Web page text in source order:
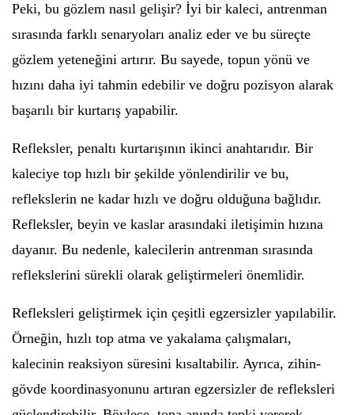
Peki, bu gözlem nasıl gelişir? İyi bir kaleci, antrenman
sırasında farklı senaryoları analiz eder ve bu süreçte
gözlem yeteneğini artırır. Bu sayede, topun yönü ve
hızını daha iyi tahmin edebilir ve doğru pozisyon alarak
başarılı bir kurtarış yapabilir.
Refleksler, penaltı kurtarışının ikinci anahtarıdır. Bir
kaleciye top hızlı bir şekilde yönlendirilir ve bu,
reflekslerin ne kadar hızlı ve doğru olduğuna bağlıdır.
Refleksler, beyin ve kaslar arasındaki iletişimin hızına
dayanır. Bu nedenle, kalecilerin antrenman sırasında
reflekslerini sürekli olarak geliştirmeleri önemlidir.
Refleksleri geliştirmek için çeşitli egzersizler yapılabilir.
Örneğin, hızlı top atma ve yakalama çalışmaları,
kalecinin reaksiyon süresini kısaltabilir. Ayrıca, zihin-
gövde koordinasyonunu artıran egzersizler de refleksleri